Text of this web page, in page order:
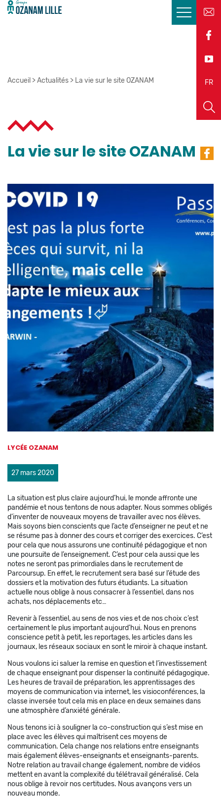
FR
EN
Accueil >Actualités > La vie sur le site OZANAM
La vie sur le site OZANAM
LYCÉE OZANAM
27 mars 2020
La situation est plus claire aujourd’hui, le monde affronte une
pandémie et nous tentons de nous adapter. Nous sommes obligés
d’inventer de nouveaux moyens de travailler avec nos élèves.
Mais soyons bien conscients que l’acte d’enseigner ne peut et ne
se résume pas à donner des cours et corriger des exercices. C’est
pour cela que nous assurons une continuité pédagogique et non
une poursuite de l’enseignement. C’est pour cela aussi que les
notes ne seront pas primordiales dans le recrutement de
Parcoursup. En effet, le recrutement sera basé sur l’étude des
dossiers et la motivation des futurs étudiants. La situation
actuelle nous oblige à nous consacrer à l’essentiel, dans nos
achats, nos déplacements etc…
Revenir à l’essentiel, au sens de nos vies et de nos choix c’est
certainement le plus important aujourd’hui. Nous en prenons
conscience petit à petit, les reportages, les articles dans les
journaux, les réseaux sociaux en sont le miroir à chaque instant.
Nous voulons ici saluer la remise en question et l’investissement
de chaque enseignant pour dispenser la continuité pédagogique.
Les heures de travail de préparation, les apprentissages des
moyens de communication via internet, les visioconférences, la
classe inversée tout cela mis en place en deux semaines dans
une atmosphère d’anxiété générale.
Nous tenons ici à souligner la co-construction qui s’est mise en
place avec les élèves qui maîtrisent ces moyens de
communication. Cela change nos relations entre enseignants
mais également élèves-enseignants et enseignants-parents.
Notre relation au travail change également, nombre de vidéos
mettent en avant la complexité du télétravail généralisé. Cela
nous oblige à revoir nos certitudes. Nous avançons vers un
nouveau monde.